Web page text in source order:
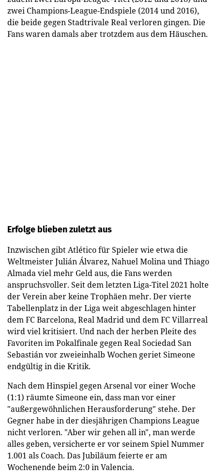
zwei Champions-League-Endspiele (2014 und 2016),
die beide gegen Stadtrivale Real verloren gingen. Die
Fans waren damals aber trotzdem aus dem Häuschen.
Erfolge blieben zuletzt aus
Inzwischen gibt Atlético für Spieler wie etwa die
Weltmeister Julián Álvarez, Nahuel Molina und Thiago
Almada viel mehr Geld aus, die Fans werden
anspruchsvoller. Seit dem letzten Liga-Titel 2021 holte
der Verein aber keine Trophäen mehr. Der vierte
Tabellenplatz in der Liga weit abgeschlagen hinter
dem FC Barcelona, Real Madrid und dem FC Villarreal
wird viel kritisiert. Und nach der herben Pleite des
Favoriten im Pokalfinale gegen Real Sociedad San
Sebastián vor zweieinhalb Wochen geriet Simeone
endgültig in die Kritik.
Nach dem Hinspiel gegen Arsenal vor einer Woche
(1:1) räumte Simeone ein, dass man vor einer
"außergewöhnlichen Herausforderung" stehe. Der
Gegner habe in der diesjährigen Champions League
nicht verloren. "Aber wir gehen all in", man werde
alles geben, versicherte er vor seinem Spiel Nummer
1.001 als Coach. Das Jubiläum feierte er am
Wochenende beim 2:0 in Valencia.